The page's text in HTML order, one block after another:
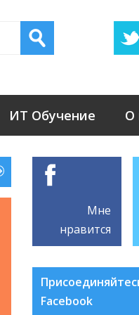
ИТ Обучение О
Мне
нравится
Facebook